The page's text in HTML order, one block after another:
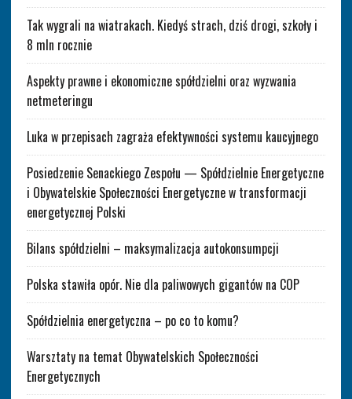
Tak wygrali na wiatrakach. Kiedyś strach, dziś drogi, szkoły i
8 mln rocznie
Aspekty prawne i ekonomiczne spółdzielni oraz wyzwania
netmeteringu
Luka w przepisach zagraża efektywności systemu kaucyjnego
Posiedzenie Senackiego Zespołu — Spółdzielnie Energetyczne
i Obywatelskie Społeczności Energetyczne w transformacji
energetycznej Polski
Bilans spółdzielni – maksymalizacja autokonsumpcji
Polska stawiła opór. Nie dla paliwowych gigantów na COP
Spółdzielnia energetyczna – po co to komu?
Warsztaty na temat Obywatelskich Społeczności
Energetycznych